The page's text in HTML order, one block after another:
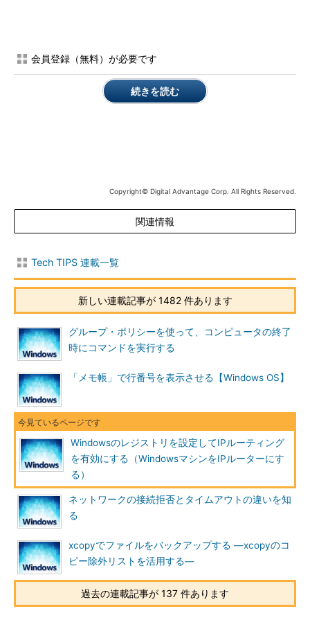
な障害を及ぼし、最悪の場合、システムの再インストールを余
儀なくされることもあります。レジストリ エディタの操作は
慎重に行うとともに、あくまでご自分のリスクで設定を行って
にセットする（IPEnableRouterが存在しない場合はDWORD型で
値を作成する）。
キー
HKEY_LOCAL_MACHINE の
SYSTEM\CurrentControlSet\Services\Tcpip\Parameters
IPEnableRouter
デー
タ
1
IPルーティングを有効化するためのレジストリ値
レジストリの変更後、システムを再起動するとIPルーティング
「ipconfig /all」コマンドを実行し、「IP Routing Enabled」の値
が「Yes」となっていれば、設定は完了している。
C:\>ipconfig /all
Host Name . . . . . . . . . . . . : PC123
Primary Dns Suffix . . . . . . . : sys.d-advantage.com
Node Type . . . . . . . . . . . . : Hybrid
会員登録（無料）が必要です
続きを読む
Copyright© Digital Advantage Corp. All Rights Reserved.
関連情報
Tech TIPS 連載一覧
新しい連載記事が 1482 件あります
グループ・ポリシーを使って、コンピュータの終了
時にコマンドを実行する
「メモ帳」で行番号を表示させる【Windows OS】
Windowsのレジストリを設定してIPルーティング
を有効にする（WindowsマシンをIPルーターにす
る）
ネットワークの接続拒否とタイムアウトの違いを知
る
xcopyでファイルをバックアップする ―xcopyのコ
ピー除外リストを活用する―
過去の連載記事が 137 件あります